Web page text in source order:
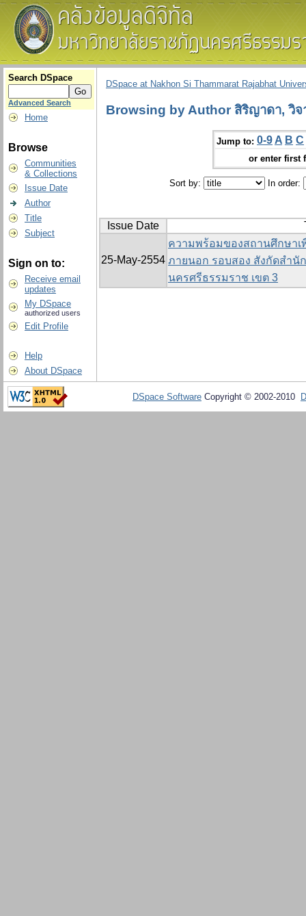
Search DSpace
Advanced Search
Home
Browse
Communities
& Collections
Issue Date
Author
Title
Subject
Sign on to:
Receive email
updates
My DSpace
authorized users
Edit Profile
Help
About DSpace
DSpace at Nakhon Si Thammarat Rajabhat
Browsing by Author สิริญาดา, วิ
Jump to: 0-9 A B C
or enter first
Sort by: In order:
Issue Date
25-May-2554
ความพร้อมของสถานศึกษา
ภายนอก รอบสอง สังกัดสำนั
นครศรีธรรมราช เขต 3
DSpace Software Copyright © 2002-2010